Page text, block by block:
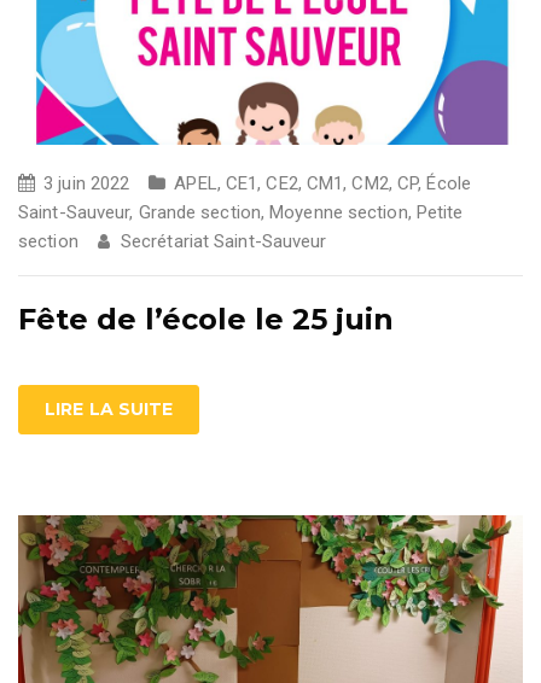
3 juin 2022 APEL, CE1,CE2, CM1,CM2, CP,École
Saint-Sauveur, Grande section,Moyenne section, Petite
section
Secrétariat Saint-Sauveur
Fête de l’école le 25 juin
LIRE LA SUITE